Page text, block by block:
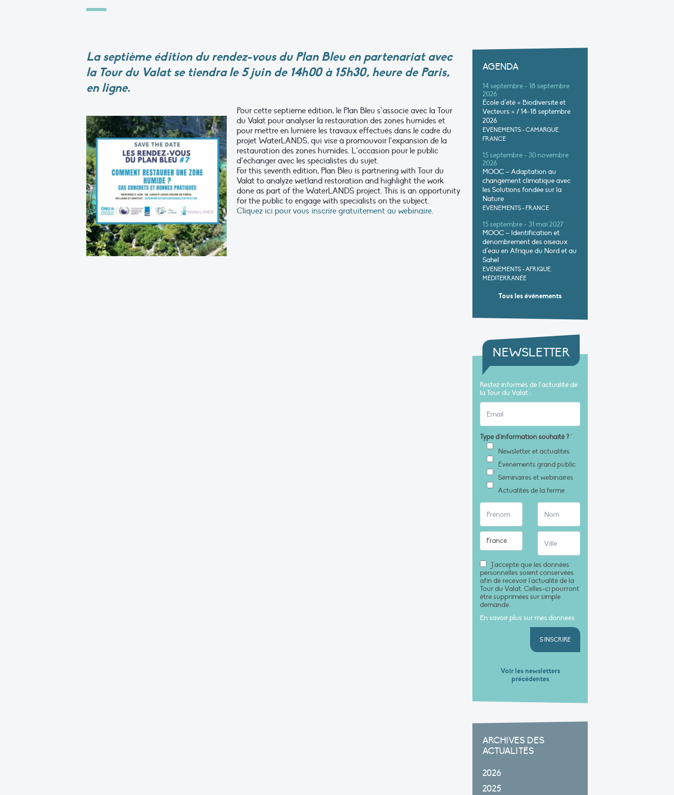
La septième édition du rendez-vous du Plan Bleuen partenariat avec
la Tour du Valat se tiendra le 5 juin de 14h00 à 15h30, heure de Paris,
en ligne.
Pour cette septième édition, le Plan Bleu s’associe avec la Tour
du Valat pour analyser la restauration des zones humides et
pour mettre en lumière les travaux effectués dans le cadre du
projet WaterLANDS, qui vise à promouvoir l’expansion de la
restauration des zones humides. L’occasion pour le public
d’échanger avec les spécialistes du sujet.
For this seventh edition, Plan Bleu is partnering with Tour du
Valat to analyze wetland restoration and highlight the work
done as part of the WaterLANDS project. This is an opportunity
for the public to engage with specialists on the subject.
Cliquez ici pour vous inscrire gratuitement au webinaire.
AGENDA
14 septembre - 18 septembre
2026
École d’été « Biodiversité et
Vecteurs » / 14-18 septembre
2026
EVÉNEMENTS • CAMARGUE,
FRANCE
15 septembre - 30 novembre
2026
MOOC – Adaptation au
changement climatique avec
les Solutions fondée sur la
Nature
EVÉNEMENTS • FRANCE
15 septembre - 31 mai 2027
MOOC – Identification et
dénombrement des oiseaux
d’eau en Afrique du Nord et au
Sahel
EVÉNEMENTS • AFRIQUE,
MÉDITERRANÉE
Tous les événements
NEWSLETTER
Restez informés de l’actualité de
la Tour du Valat :
Type d'information souhaité ?*
Newsletter et actualités
Évènements grand public
Séminaires et webinaires
Actualités de la ferme
J'accepte que les données
personnelles soient conservées
afin de recevoir l'actualité de la
Tour du Valat. Celles-ci pourront
être supprimées sur simple
demande.
En savoir plus sur mes données
S'INSCRIRE
Voir les newsletters
précédentes
ARCHIVES DES
ACTUALITÉS
2026
2025